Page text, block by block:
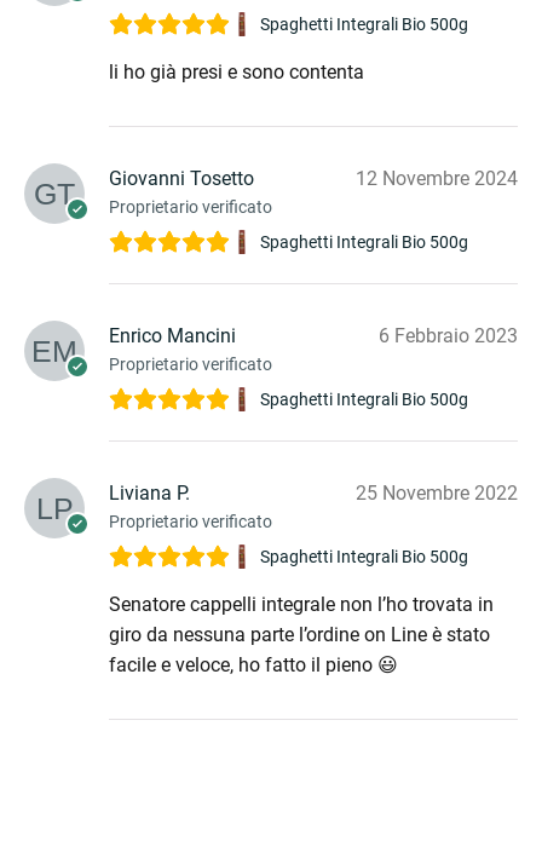
Spaghetti Integrali Bio 500g
li ho già presi e sono contenta
Giovanni Tosetto
Proprietario verificato
12 Novembre 2024
Spaghetti Integrali Bio 500g
Enrico Mancini
Proprietario verificato
6 Febbraio 2023
Spaghetti Integrali Bio 500g
Liviana P.
Proprietario verificato
25 Novembre 2022
Spaghetti Integrali Bio 500g
Senatore cappelli integrale non l’ho trovata in
giro da nessuna parte l’ordine on Line è stato
facile e veloce, ho fatto il pieno 😃